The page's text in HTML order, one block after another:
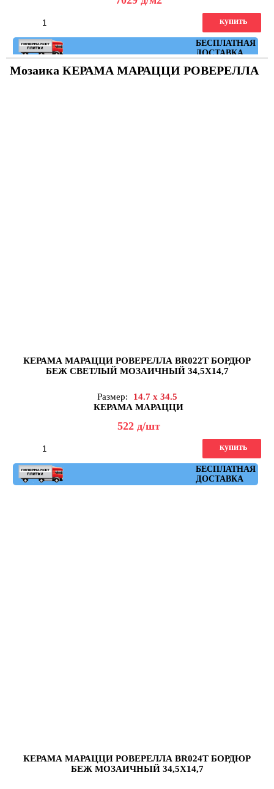
БЕСПЛАТНАЯ
ДОСТАВКА
купить
Мозаика КЕРАМА МАРАЦЦИ РОВЕРЕЛЛА
КЕРАМА МАРАЦЦИ РОВЕРЕЛЛА BR022T БОРДЮР
БЕЖ СВЕТЛЫЙ МОЗАИЧНЫЙ 34,5X14,7
Размер:
14.7 x 34.5
КЕРАМА МАРАЦЦИ
522 д/шт
БЕСПЛАТНАЯ
ДОСТАВКА
купить
КЕРАМА МАРАЦЦИ РОВЕРЕЛЛА BR024T БОРДЮР
БЕЖ МОЗАИЧНЫЙ 34,5X14,7